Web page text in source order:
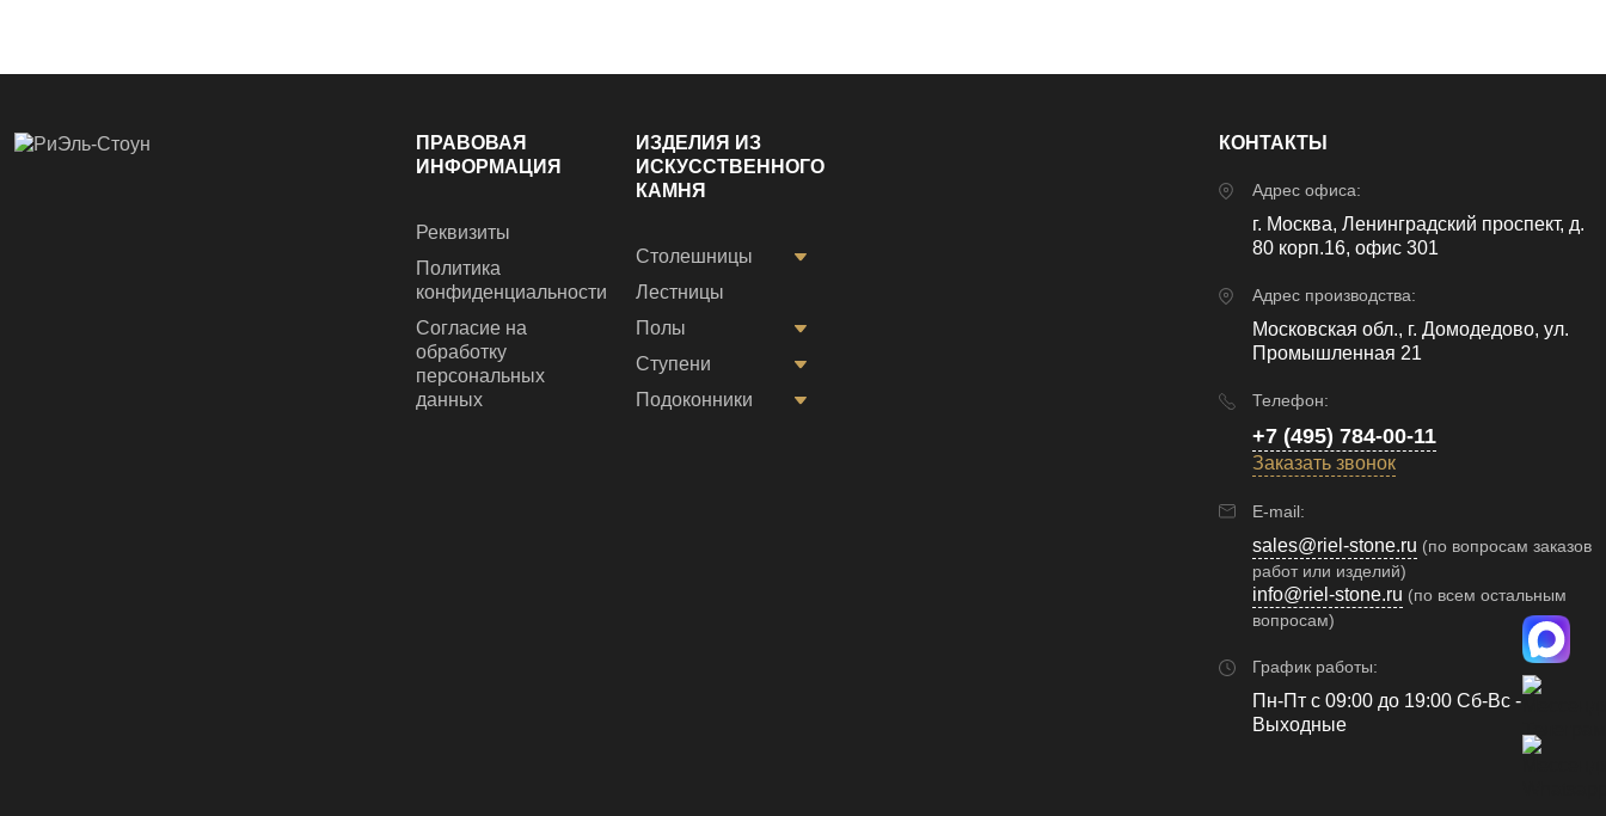
ПРАВОВАЯ
ИНФОРМАЦИЯ
Реквизиты
Политика
конфиденциальности
Согласие на
обработку
персональных
данных
ИЗДЕЛИЯ ИЗ
ИСКУССТВЕННОГО
КАМНЯ
Столешницы
Лестницы
Полы
Ступени
Подоконники
КОНТАКТЫ
Адрес офиса:
г. Москва, Ленинградский проспект, д.
80 корп.16, офис 301
Адрес производства:
Московская обл., г. Домодедово, ул.
Промышленная 21
Телефон:
+7 (495) 784-00-11
Заказать звонок
E-mail:
sales@riel-stone.ru (по вопросам заказов
работ или изделий)
info@riel-stone.ru (по всем остальным
вопросам)
График работы:
Пн-Пт с 09:00 до 19:00 Сб-Вс -
Выходные